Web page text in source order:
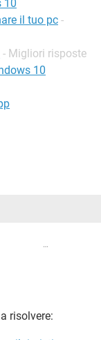
10
il tuo pc -
- Migliori risposte
10
risolvere: